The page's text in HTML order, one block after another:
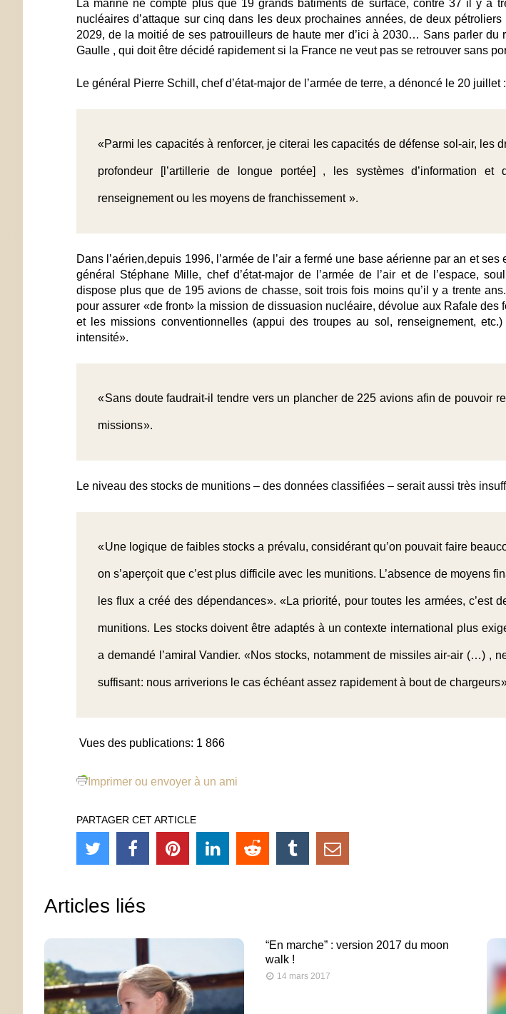
La marine ne compte plus que 19 grands bâtiments de surface, contre 37 il y a
nucléaires d’attaque sur cinq dans les deux prochaines années, de deux
2029, de la moitié de ses patrouilleurs de haute mer d’ici à 2030… Sans parler du
Gaulle , qui doit être décidé rapidement si la France ne veut pas se retrouver sans
Le général Pierre Schill, chef d’état-major de l’armée de terre, a dénoncé le 20 juillet :
«Parmi les capacités à renforcer, je citerai les capacités de défense sol-air, les
profondeur [l’artillerie de longue portée] , les systèmes d’information et
renseignement ou les moyens de franchissement ».
Dans l’aérien,depuis 1996, l’armée de l’air a fermé une base aérienne par an et
général Stéphane Mille, chef d’état-major de l’armée de l’air et de l’espace,
dispose plus que de 195 avions de chasse, soit trois fois moins qu’il y a trente
pour assurer «de front» la mission de dissuasion nucléaire, dévolue aux Rafale des
et les missions conventionnelles (appui des troupes au sol, renseignement,
intensité».
« Sans doute faudrait-il tendre vers un plancher de 225 avions afin de pouvoir
missions ».
Le niveau des stocks de munitions – des données classifiées – serait aussi très
« Une logique de faibles stocks a prévalu, considérant qu’on pouvait faire
on s’aperçoit que c’est plus difficile avec les munitions. L’absence de moyens
les flux a créé des dépendances ». «La priorité, pour toutes les armées, c’est
munitions. Les stocks doivent être adaptés à un contexte international plus
a demandé l’amiral Vandier. «Nos stocks, notamment de missiles air-air (…) ,
suffisant : nous arriverions le cas échéant assez rapidement à bout de chargeurs
Vues des publications: 1 866
Imprimer ou envoyer à un ami
PARTAGER CET ARTICLE
Articles liés
“En marche” : version 2017 du moon
walk !
14 mars 2017